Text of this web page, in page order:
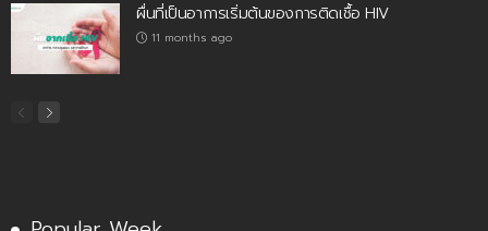
ผื่นที่เป็นอาการเริ่มต้นของการติดเชื้อ HIV
11 months ago